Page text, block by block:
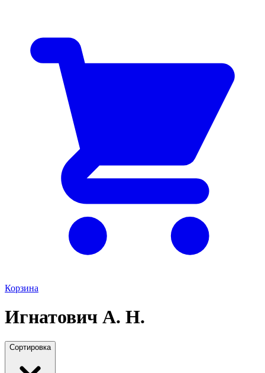
Корзина
Игнатович А. Н.
Сортировка